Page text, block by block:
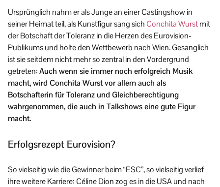
Ursprünglich nahm er als Junge an einer Castingshow in
seiner Heimat teil, als Kunstfigur sang sich Conchita Wurstmit
der Botschaft der Toleranz in die Herzen des Eurovision-
Publikums und holte den Wettbewerb nach Wien. Gesanglich
ist sie seitdem nicht mehr so zentral in den Vordergrund
getreten:Auch wenn sie immer noch erfolgreich Musik
macht, wird Conchita Wurst vor allem auch als
Botschafterin für Toleranz und Gleichberechtigung
wahrgenommen, die auch in Talkshows eine gute Figur
macht.
Erfolgsrezept Eurovision?
So vielseitig wie die Gewinner beim “ESC”, so vielseitig verlief
ihre weitere Karriere: Céline Dion zog es in die USA und nach